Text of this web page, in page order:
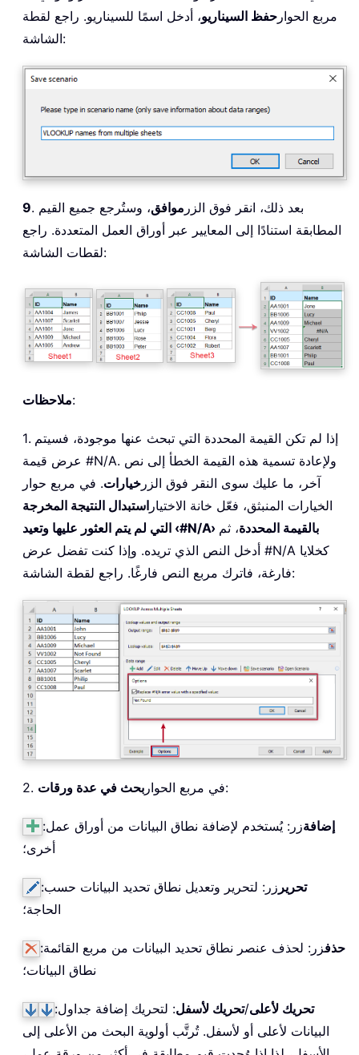
مربع الحوار حفظ السيناريو، أدخل اسمًا للسيناريو. راجع لقطة
الشاشة:
9 . بعد ذلك، انقر فوق الزر موافق، وستُرجع جميع القيم
المطابقة استنادًا إلى المعايير عبر أوراق العمل المتعددة. راجع
لقطات الشاشة:
ملاحظات:
1. إذا لم تكن القيمة المحددة التي تبحث عنها موجودة، فسيتم
عرض قيمة #N/A. ولإعادة تسمية هذه القيمة الخطأ إلى نص
آخر، ما عليك سوى النقر فوق الزر خيارات. في مربع حوار
الخيارات المنبثق، فعّل خانة الاختيار استبدال النتيجة المخرجة
التي لم يتم العثور عليها وتعيد ‹#N/A› بالقيمة المحددة، ثم
أدخل النص الذي تريده. وإذا كنت تفضل عرض #N/A كخلايا
فارغة، فاترك مربع النص فارغًا. راجع لقطة الشاشة:
2. في مربع الحوار بحث في عدة ورقات :
: إضافةزر: يُستخدم لإضافة نطاق البيانات من أوراق عمل
أخرى؛
: تحرير زر: لتحرير وتعديل نطاق تحديد البيانات حسب
الحاجة؛
: حذفزر: لحذف عنصر نطاق تحديد البيانات من مربع القائمة
نطاق البيانات؛
: تحريك لأعلى/تحريك لأسفل: لتحريك إضافة جداول
البيانات لأعلى أو لأسفل. تُرتَّب أولوية البحث من الأعلى إلى